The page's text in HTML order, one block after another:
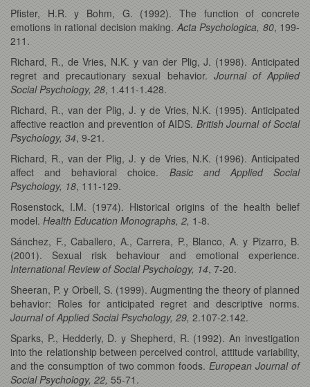
Pfister, H.R. y Bohm, G. (1992). The function of concrete
emotions in rational decision making. Acta Psychologica, 80, 199-
211.
Richard, R., de Vries, N.K. y van der Plig, J. (1998). Anticipated
regret and precautionary sexual behavior. Journal of Applied
Social Psychology, 28, 1.411-1.428.
Richard, R., van der Plig, J. y de Vries, N.K. (1995). Anticipated
affective reaction and prevention of AIDS. British Journal of Social
Psychology, 34, 9-21.
Richard, R., van der Plig, J. y de Vries, N.K. (1996). Anticipated
affect and behavioral choice. Basic and Applied Social
Psychology, 18, 111-129.
Rosenstock, I.M. (1974). Historical origins of the health belief
model. Health Education Monographs, 2, 1-8.
Sánchez, F., Caballero, A., Carrera, P., Blanco, A. y Pizarro, B.
(2001). Sexual risk behaviour and emotional experience.
International Review of Social Psychology, 14, 7-20.
Sheeran, P. y Orbell, S. (1999). Augmenting the theory of planned
behavior: Roles for anticipated regret and descriptive norms.
Journal of Applied Social Psychology, 29, 2.107-2.142.
Sparks, P., Hedderly, D. y Shepherd, R. (1992). An investigation
into the relationship between perceived control, attitude variability,
and the consumption of two common foods. European Journal of
Social Psychology, 22, 55-71.